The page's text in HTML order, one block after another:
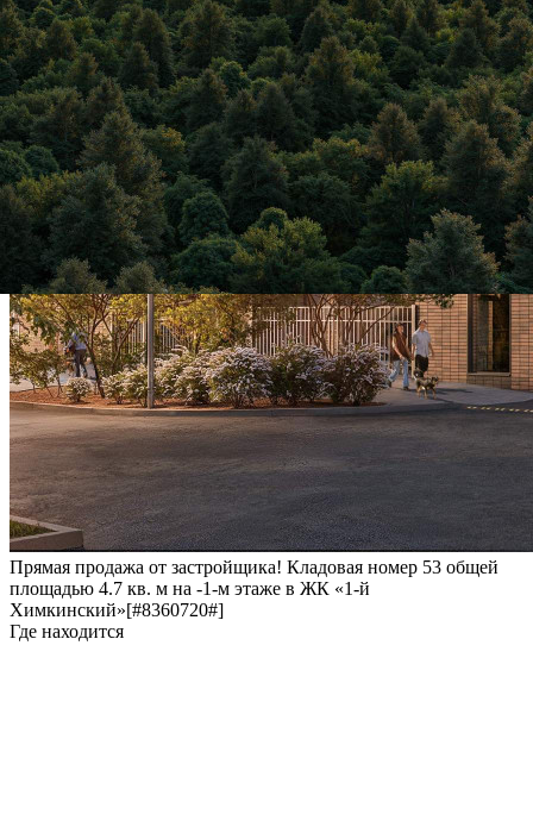
Прямая продажа от застройщика! Кладовая номер 53 общей
площадью 4.7 кв. м на -1-м этаже в ЖК «1-й
Химкинский»[#8360720#]
Где находится